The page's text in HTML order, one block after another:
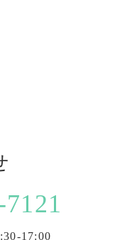
17:00